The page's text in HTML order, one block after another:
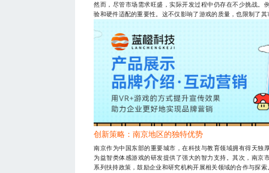
然而，尽管市场需求旺盛，实际开发过程中仍存在不少挑战。
验和硬件适配的重要性。这不仅影响了游戏的质量，也限制了
创新策略：南京地区的独特优势
南京作为中国东部的重要城市，在科技与教育领域拥有得天独
为益智类体感游戏的研发提供了强大的智力支持。其次，南京
系列扶持政策，鼓励企业和研究机构开展相关领域的合作与探索